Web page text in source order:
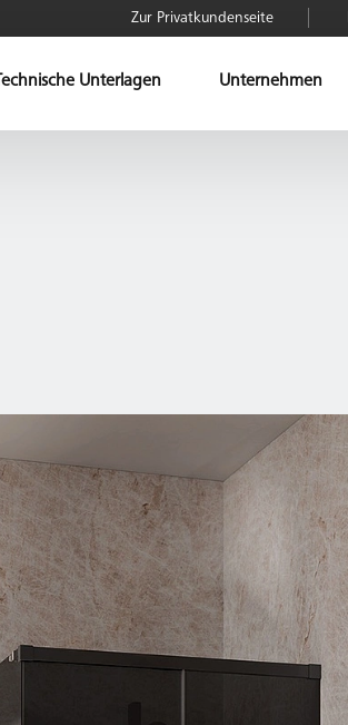
Zur Privatkundenseite
Technische Unterlagen Unternehmen